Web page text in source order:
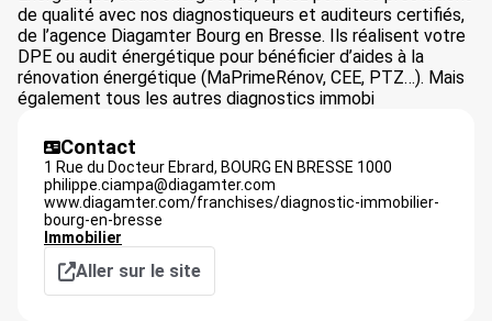
de qualité avec nos diagnostiqueurs et auditeurs certifiés,
de l’agence Diagamter Bourg en Bresse. Ils réalisent votre
DPE ou audit énergétique pour bénéficier d’aides à la
rénovation énergétique (MaPrimeRénov, CEE, PTZ…). Mais
également tous les autres diagnostics immobi
Contact
1 Rue du Docteur Ebrard, BOURG EN BRESSE 1000
philippe.ciampa@diagamter.com
www.diagamter.com/franchises/diagnostic-immobilier-
bourg-en-bresse
Immobilier
Aller sur le site